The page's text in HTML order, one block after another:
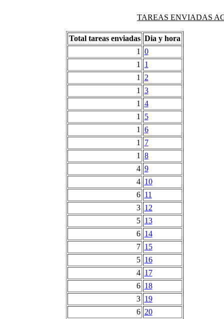
TAREAS ENVIADAS
Total tareas enviadas Dia y hora
1
0
1
1
1
2
1
3
1
4
1
5
1
6
1
7
1
8
4 9
4 10
6 11
3 12
5 13
6 14
7 15
5 16
4 17
6 18
3 19
6 20